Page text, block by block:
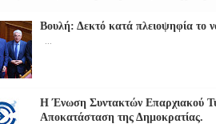
Βουλή: Δεκτό κατά πλειοψηφία το
Η Ένωση Συντακτών Επαρχιακού
Αποκατάσταση της Δημοκρατίας.